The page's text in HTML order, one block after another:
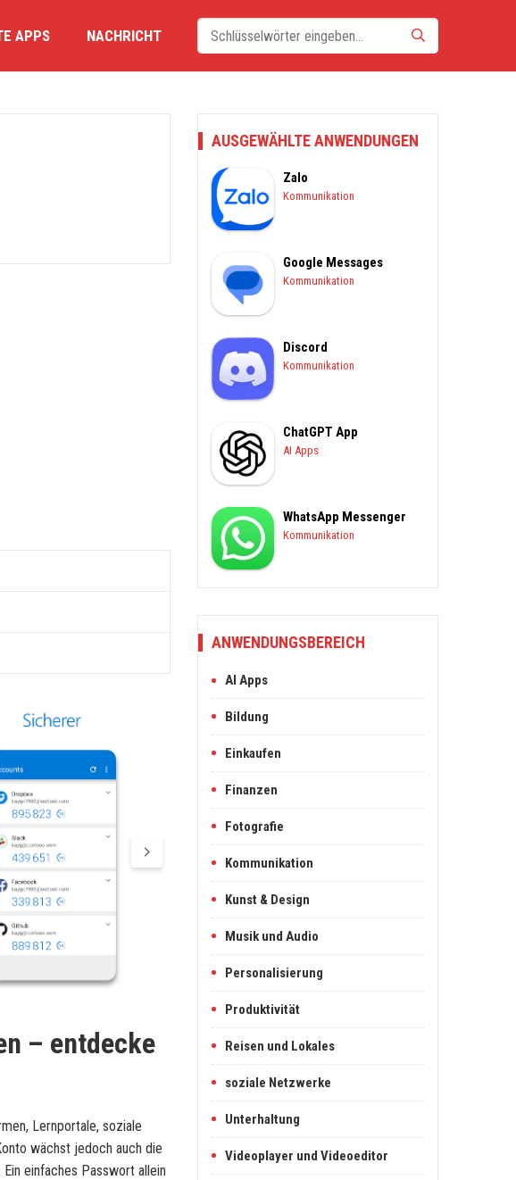
APPS NACHRICHT
– entdecke
Lernportale, soziale
wächst jedoch auch die
einfaches Passwort allein
AUSGEWÄHLTE ANWENDUNGEN
Zalo
Kommunikation
Google Messages
Kommunikation
Discord
Kommunikation
ChatGPT App
AI Apps
WhatsApp Messenger
Kommunikation
ANWENDUNGSBEREICH
AI Apps
Bildung
Einkaufen
Finanzen
Fotografie
Kommunikation
Kunst & Design
Musik und Audio
Personalisierung
Produktivität
Reisen und Lokales
soziale Netzwerke
Unterhaltung
Videoplayer und Videoeditor